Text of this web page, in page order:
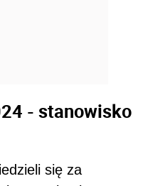
- stanowisko
się za